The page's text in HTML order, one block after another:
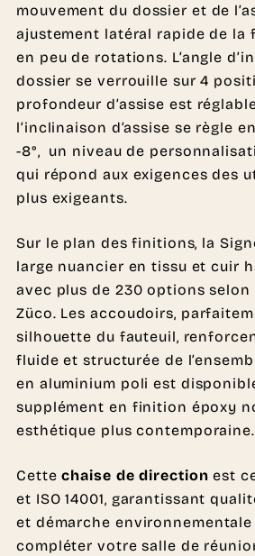
mouvement du dossier et de
ajustement latéral rapide de la
en peu de rotations. L’angle
dossier se verrouille sur 4
profondeur d’assise est
l’inclinaison d’assise se règle
-8°, un niveau de
qui répond aux exigences des
plus exigeants.
Sur le plan des finitions, la
large nuancier en tissu et cuir
avec plus de 230 options
Züco. Les accoudoirs,
silhouette du fauteuil,
fluide et structurée de
en aluminium poli est
supplément en finition époxy
esthétique plus contemporaine.
Cettechaise de direction est
et ISO 14001, garantissant
et démarche environnementale
compléter votre salle de